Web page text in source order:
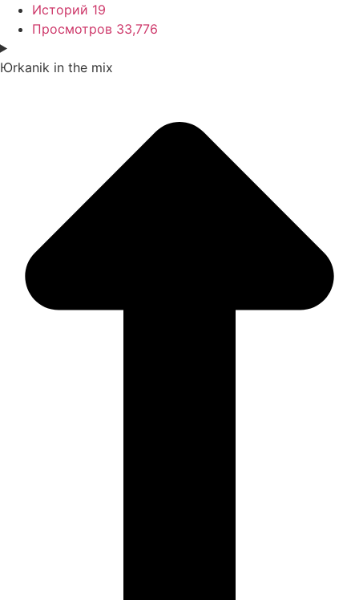
Историй 19
Просмотров 33,776
Юrkanik in the mix